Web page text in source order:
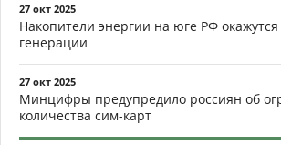
27 окт 2025
Накопители энергии на юге РФ
генерации
27 окт 2025
Минцифры предупредило россиян об
количества сим-карт